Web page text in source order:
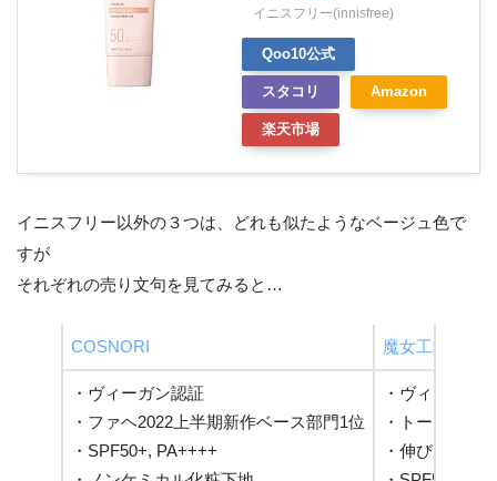
イニスフリー(innisfree)
Qoo10公式
スタコリ Amazon
楽天市場
イニスフリー以外の３つは、どれも似たようなベージュ色で
すが
それぞれの売り文句を見てみると…
COSNORI 魔女工場
・ヴィーガン認証
・ファヘ2022上半期新作ベース部門1位
・SPF50+, PA++++
・ヴィーガン
・トーンアッ
・伸びが良く